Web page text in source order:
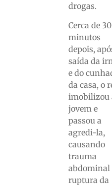
drogas.
Cerca de 30
minutos
depois,
saída da
e do
da casa, o
imobilizou
jovem e
passou a
agredi-la,
causando
trauma
abdominal
ruptura da